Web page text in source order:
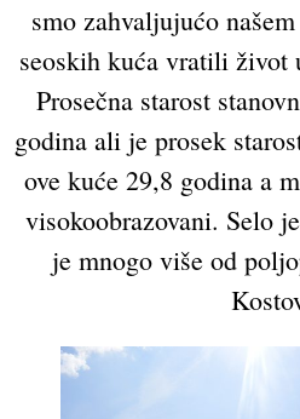
smo zahvaljujućo
seoskih kuća vratili život
Prosečna starost
godina ali je prosek
ove kuće 29,8 godina a
visokoobrazovani. Selo
je mnogo više od